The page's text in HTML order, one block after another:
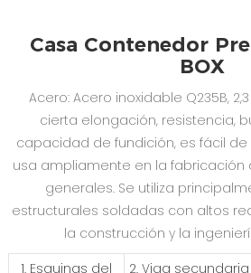
Casa Contenedor
BOX
Acero: Acero inoxidable Q235B,
cierta elongación, resistencia,
capacidad de fundición, es fácil de
usa ampliamente en la fabricación
generales. Se utiliza
estructurales soldadas con altos
la construcción y la
1. Esquinas del
2. Viga